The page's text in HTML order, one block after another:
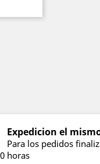
Expedicion el
Para los pedidos
horas